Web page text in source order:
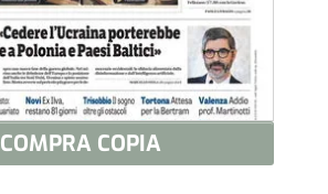
COMPRA COPIA